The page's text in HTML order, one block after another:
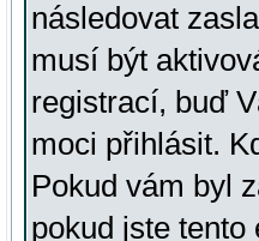
následovat
musí být
registrací, buď
moci přihlásit.
Pokud vám byl
pokud jste tento